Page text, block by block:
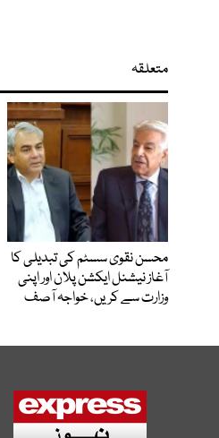
متعلقہ
محسن نقوی سسٹم کی تبدیلی کا
آغاز نیشنل ایکشن پلان اور اپنی
وزارت سے کریں، خواجہ آصف